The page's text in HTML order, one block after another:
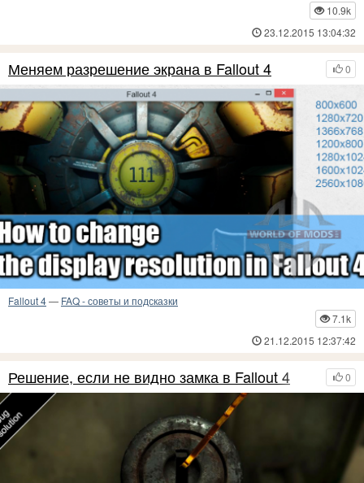
10.9k
23.12.2015 13:04:32
0
Меняем разрешение экрана в Fallout 4
Fallout 4— FAQ - советы и подсказки
7.1k
21.12.2015 12:37:42
0
Решение, если не видно замка в Fallout 4